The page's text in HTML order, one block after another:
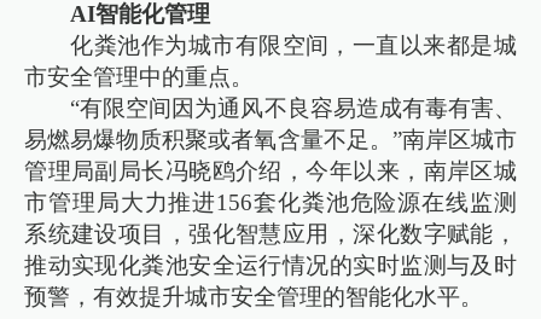
AI智能化管理
化粪池作为城市有限空间，一直以来都是城
市安全管理中的重点。
“有限空间因为通风不良容易造成有毒有害、
易燃易爆物质积聚或者氧含量不足。”南岸区城市
管理局副局长冯晓鸥介绍，今年以来，南岸区城
市管理局大力推进156套化粪池危险源在线监测
系统建设项目，强化智慧应用，深化数字赋能，
推动实现化粪池安全运行情况的实时监测与及时
预警，有效提升城市安全管理的智能化水平。